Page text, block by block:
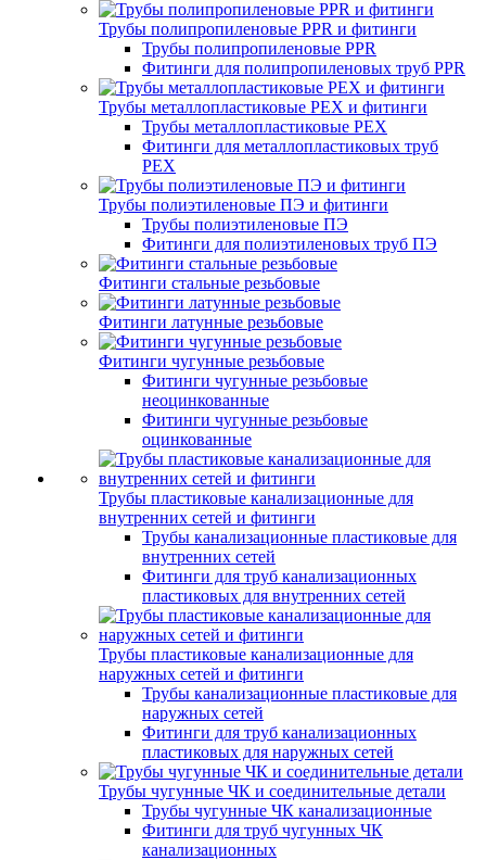
Трубы полипропиленовые PPR и фитинги
Трубы полипропиленовые PPR
Фитинги для полипропиленовых труб PPR
Трубы металлопластиковые PEX и фитинги
Трубы металлопластиковые PEX
Фитинги для металлопластиковых труб
PEX
Трубы полиэтиленовые ПЭ и фитинги
Трубы полиэтиленовые ПЭ
Фитинги для полиэтиленовых труб ПЭ
Фитинги стальные резьбовые
Фитинги латунные резьбовые
Фитинги чугунные резьбовые
Фитинги чугунные резьбовые
неоцинкованные
Фитинги чугунные резьбовые
оцинкованные
Трубы пластиковые канализационные для
внутренних сетей и фитинги
Трубы канализационные пластиковые для
внутренних сетей
Фитинги для труб канализационных
пластиковых для внутренних сетей
Трубы пластиковые канализационные для
наружных сетей и фитинги
Трубы канализационные пластиковые для
наружных сетей
Фитинги для труб канализационных
пластиковых для наружных сетей
Трубы чугунные ЧК и соединительные детали
Трубы чугунные ЧК канализационные
Фитинги для труб чугунных ЧК
канализационных